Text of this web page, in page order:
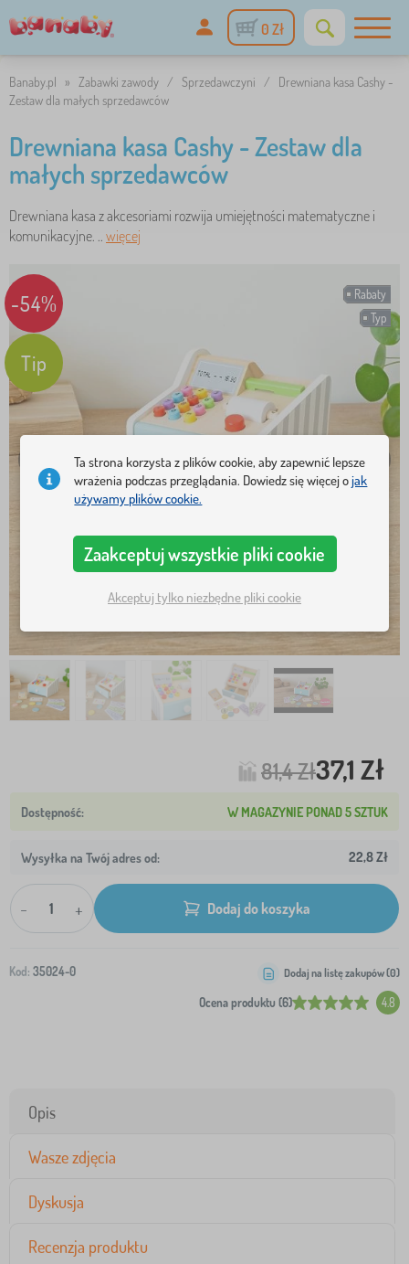
0 Zł
Banaby.pl » Zabawki zawody / Sprzedawczyni /
Drewniana kasa Cashy -
Zestaw dla małych sprzedawców
Drewniana kasa Cashy - Zestaw dla
małych sprzedawców
Drewniana kasa z akcesoriami rozwija umiejętności matematyczne i
komunikacyjne. .. więcej
Rabaty
Typ
-54%
Tip
81,4 Zł37,1 Zł
W MAGAZYNIE PONAD 5 SZTUK
Wysyłka na Twój adres od: 22,8 Zł
- + Dodaj do koszyka
Kod: 35024-0
Ocena produktu (6) 4.8
Dodaj na listę zakupów (0)
Opis
Wasze zdjęcia
Dyskusja
Recenzja produktu
Ta strona korzysta z plików cookie, aby zapewnić lepsze
wrażenia podczas przeglądania. Dowiedz się więcej ojak
używamy plików cookie.
Zaakceptuj wszystkie pliki cookie
Akceptuj tylko niezbędne pliki cookie